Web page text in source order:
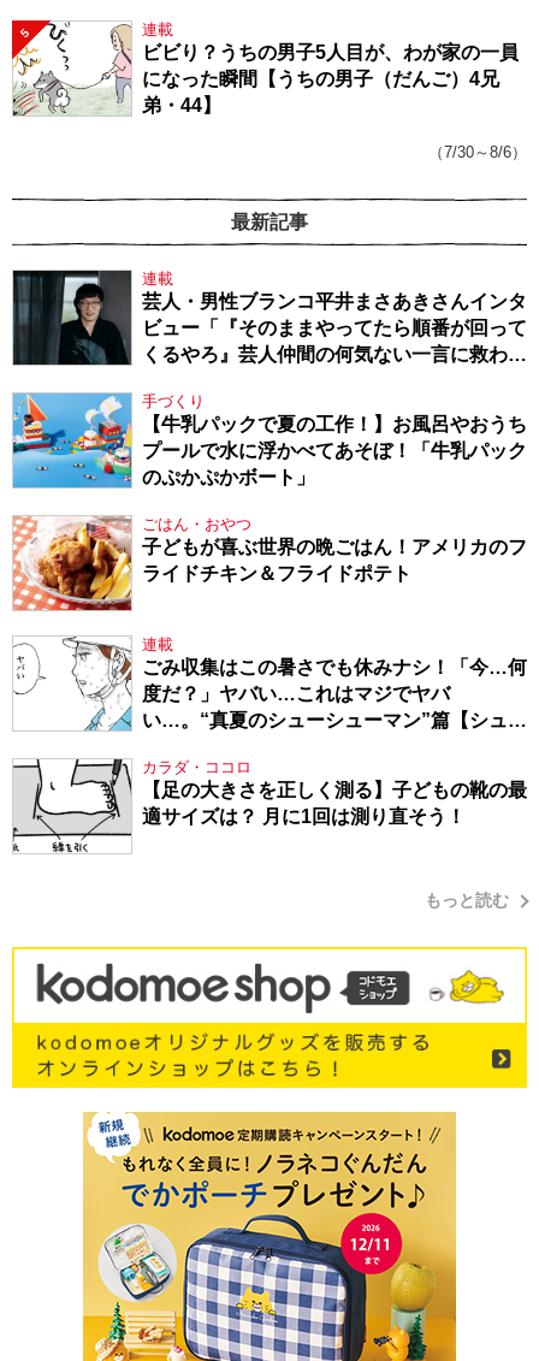
5 連載
ビビり？うちの男子5人目が、わが家の一員
になった瞬間【うちの男子（だんご）4兄
弟・44】
（7/30～8/6）
最新記事
連載
芸人・男性ブランコ平井まさあきさんインタ
ビュー「『そのままやってたら順番が回って
くるやろ』芸人仲間の何気ない一言に救われ
手づくり
【牛乳パックで夏の工作！】お風呂やおうち
プールで水に浮かべてあそぼ！「牛乳パック
のぷかぷかボート」
ごはん・おやつ
子どもが喜ぶ世界の晩ごはん！アメリカのフ
ライドチキン＆フライドポテト
連載
ごみ収集はこの暑さでも休みナシ！「今…何
度だ？」ヤバい…これはマジでヤバ
い…。“真夏のシューシューマン”篇【シュー
カラダ・ココロ
【足の大きさを正しく測る】子どもの靴の最
適サイズは？ 月に1回は測り直そう！
もっと読む